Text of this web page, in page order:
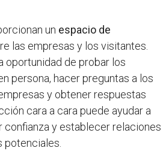
un espacio de
las empresas y los visitantes.
oportunidad de probar los
persona, hacer preguntas a los
y obtener respuestas
cara a cara puede ayudar a
confianza y establecer relaciones